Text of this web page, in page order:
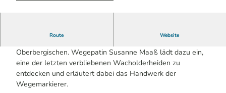
Route Website
Oberbergischen. Wegepatin Susanne Maaß lädt dazu ein,
eine der letzten verbliebenen Wacholderheiden zu
entdecken und erläutert dabei das Handwerk der
Wegemarkierer.